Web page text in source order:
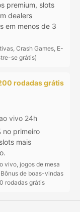
premium, slots
dealers
em menos de 3
Crash Games, E-
se grátis)
rodadas grátis
vivo 24h
no primeiro
mais
vivo, jogos de mesa
Bônus de boas-vindas
rodadas grátis